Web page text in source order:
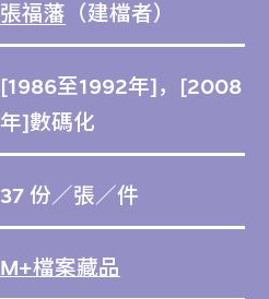
張福藩 （建檔者）
[1986至1992年]，[2008
年]數碼化
37 份／張／件
M+檔案藏品